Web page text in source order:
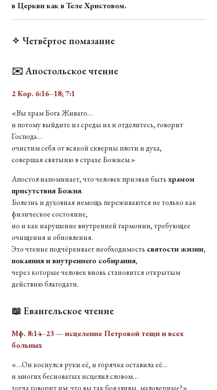
в Церкви как в Теле Христовом.
✧ Четвёртое помазание
✉️ Апостольское чтение
2 Кор. 6:16–18; 7:1
«Вы храм Бога Живаго…
и потому выйдите из среды их и отделитесь, говорит
Господь…
очистим себя от всякой скверны плоти и духа,
совершая святыню в страхе Божием.»
Апостол напоминает, что человек призван бытьхрамом
присутствия Божия.
Болезнь и духовная немощь переживаются не только как
физическое состояние,
но и как нарушение внутренней гармонии, требующее
очищения и обновления.
Это чтение подчёркивает необходимость святости жизни,
покаяния и внутреннего собирания,
через которые человек вновь становится открытым
действию благодати.
📖 Евангельское чтение
Мф. 8:14–23 — исцеление Петровой тещи и всех
больных
«…Он коснулся руки её, и горячка оставила её…
и многих бесноватых исцелил словом…
тогда говорит им: что вы так боязливы, маловерные?»